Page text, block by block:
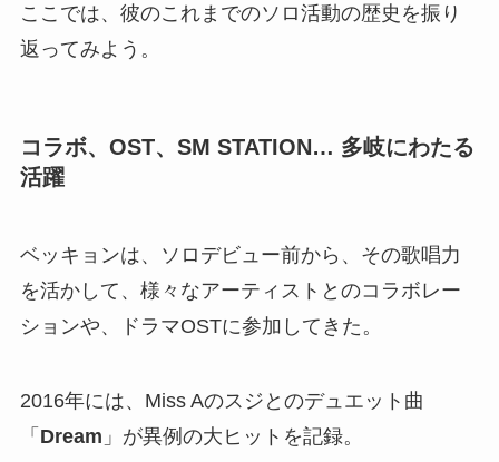
ここでは、彼のこれまでのソロ活動の歴史を振り
返ってみよう。
コラボ、OST、SM STATION… 多岐にわたる
活躍
ベッキョンは、ソロデビュー前から、その歌唱力
を活かして、様々なアーティストとのコラボレー
ションや、ドラマOSTに参加してきた。
2016年には、Miss Aのスジとのデュエット曲
「 Dream 」が異例の大ヒットを記録。